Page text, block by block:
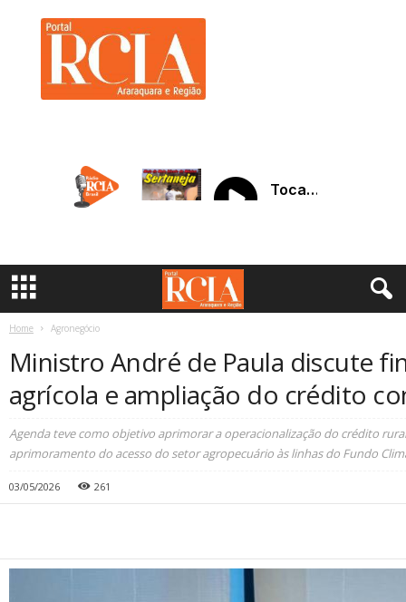
a
Home Agronegócio
Ministro André de Paula discute
agrícola e ampliação do crédito
Agenda teve como objetivo aprimorar a operacionalização do crédito
aprimoramento do acesso do setor agropecuário às linhas do Fundo
03/05/2026 261